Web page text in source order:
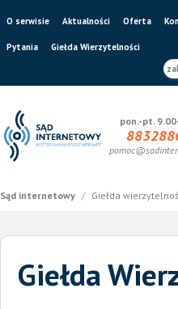
O serwisie Aktualności Oferta
Pytania
Giełda Wierzytelności
pon.-pt.
Sąd internetowy / Giełda
Giełda